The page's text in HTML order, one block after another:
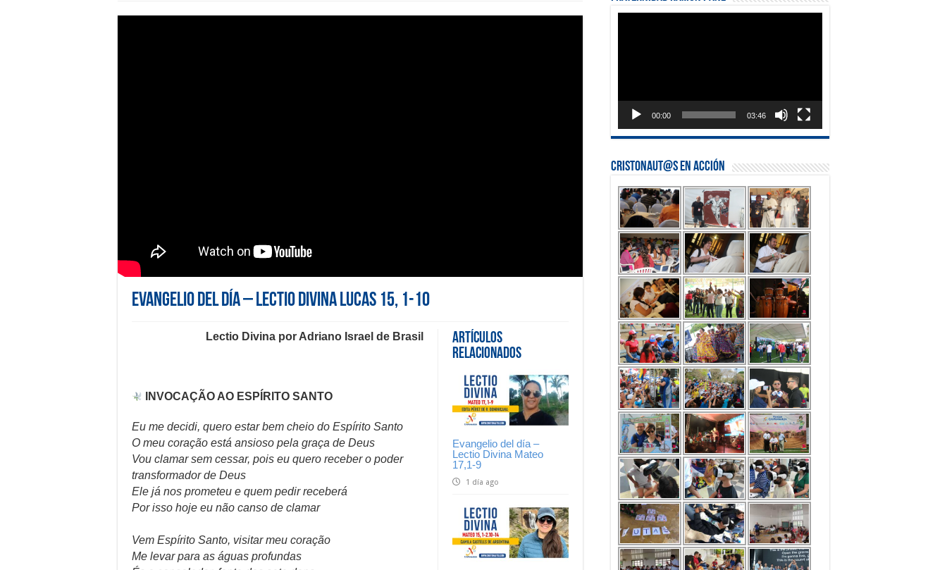
Evangelio del día – Lectio Divina Lucas 15, 1-10
Artículos
Relacionados
Evangelio del día –
Lectio Divina Mateo
17,1-9
1 día ago
Lectio Divina por Adriano Israel de Brasil
INVOCAÇÃO AO ESPÍRITO SANTO
Eu me decidi, quero estar bem cheio do Espírito Santo
O meu coração está ansioso pela graça de Deus
Vou clamar sem cessar, pois eu quero receber o poder
transformador de Deus
Ele já nos prometeu e quem pedir receberá
Por isso hoje eu não canso de clamar
Vem Espírito Santo, visitar meu coração
Me levar para as águas profundas
00:00 03:46
Cristonaut@s en Acción